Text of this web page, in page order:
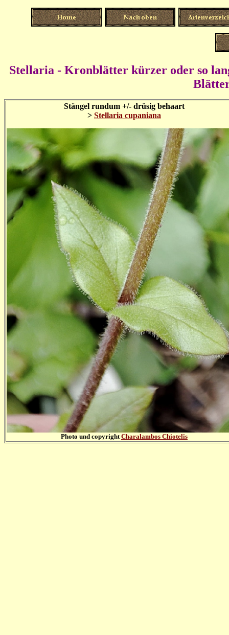
Stellaria - Kronblätter kürzer oder so
Stängel rundum +/- drüsig behaart
> Stellaria cupaniana
Photo und copyrightCharalambos Chiotelis